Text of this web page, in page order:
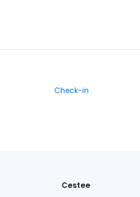
Check-in
Cestee